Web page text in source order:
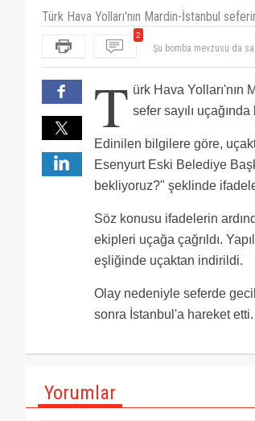
Türk Hava Yolları'nın Mardin-İstanbul
2
perişan mı edilecek bu
T ürk Hava Yolları'nın
sefer sayılı
Edinilen bilgilere göre,
Esenyurt Eski Belediye
bekliyoruz?" şeklinde
Söz konusu ifadelerin
ekipleri uçağa çağrıldı.
eşliğinde uçaktan indirildi.
Olay nedeniyle seferde
sonra İstanbul'a hareket
Yorumlar